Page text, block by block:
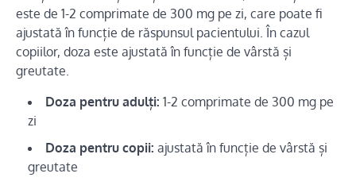
este de 1-2 comprimate de 300 mg pe zi, care poate fi
ajustată în funcție de răspunsul pacientului. În cazul
copiilor, doza este ajustată în funcție de vârstă și
greutate.
Doza pentru adulți: 1-2 comprimate de 300 mg pe
zi
Doza pentru copii: ajustată în funcție de vârstă și
greutate